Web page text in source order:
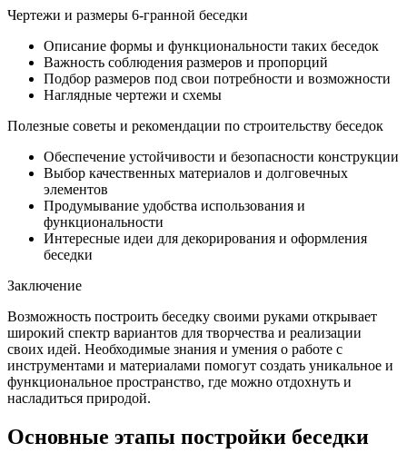
Чертежи и размеры 6-гранной беседки
Описание формы и функциональности таких беседок
Важность соблюдения размеров и пропорций
Подбор размеров под свои потребности и возможности
Наглядные чертежи и схемы
Полезные советы и рекомендации по строительству беседок
Обеспечение устойчивости и безопасности конструкции
Выбор качественных материалов и долговечных
элементов
Продумывание удобства использования и
функциональности
Интересные идеи для декорирования и оформления
беседки
Заключение
Возможность построить беседку своими руками открывает
широкий спектр вариантов для творчества и реализации
своих идей. Необходимые знания и умения о работе с
инструментами и материалами помогут создать уникальное и
функциональное пространство, где можно отдохнуть и
насладиться природой.
Основные этапы постройки беседки